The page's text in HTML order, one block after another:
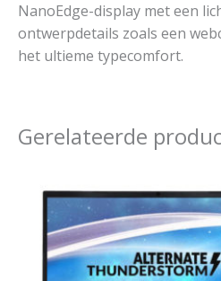
NanoEdge-display met een
ontwerpdetails zoals een
het ultieme typecomfort.
Gerelateerde